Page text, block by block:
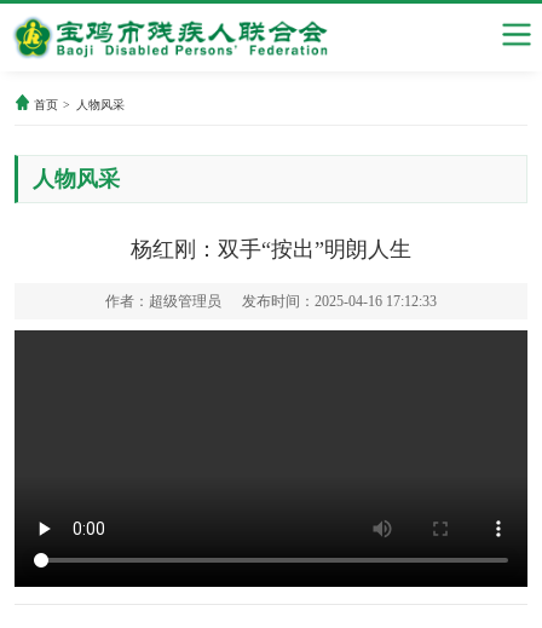
首页 > 人物风采
人物风采
杨红刚：双手“按出”明朗人生
作者：超级管理员 发布时间：2025-04-16 17:12:33